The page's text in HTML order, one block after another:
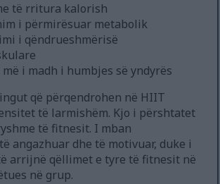
të rritura kalorish
i përmirësuar metabolik
i qëndrueshmërisë
i madh i humbjes së yndyrës
që përqendrohen në HIIT
të larmishëm. Kjo i përshtatet
të fitnesit. I mban
angazhuar dhe të motivuar, duke i
arrijnë qëllimet e tyre të fitnesit në
në grup.